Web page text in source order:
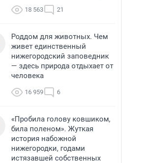
18 563 21
Роддом для животных. Чем
живет единственный
нижегородский заповедник
— здесь природа отдыхает от
человека
16 959 6
«Пробила голову ковшиком,
била поленом». Жуткая
история набожной
нижегородки, годами
истязавшей собственных